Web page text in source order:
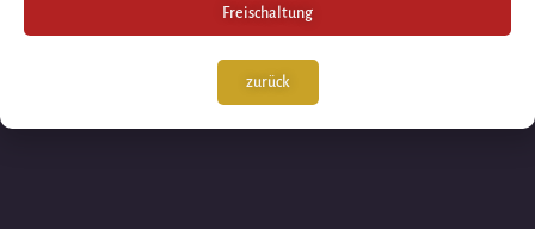
Freischaltung
zurück